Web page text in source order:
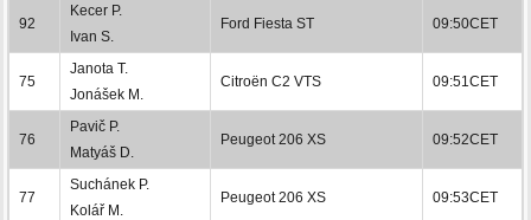
92
Kecer P.
Ivan S.
Ford Fiesta ST 09:50CET
75
Janota T.
Jonášek M.
Citroën C2 VTS 09:51CET
76
Pavič P.
Matyáš D.
Peugeot 206 XS 09:52CET
77
Suchánek P.
Kolář M.
Peugeot 206 XS 09:53CET